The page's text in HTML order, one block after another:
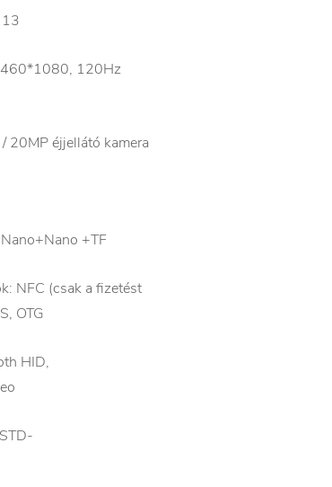
120Hz
20MP éjjellátó kamera
+TF
NFC (csak a fizetést
OTG
HID,